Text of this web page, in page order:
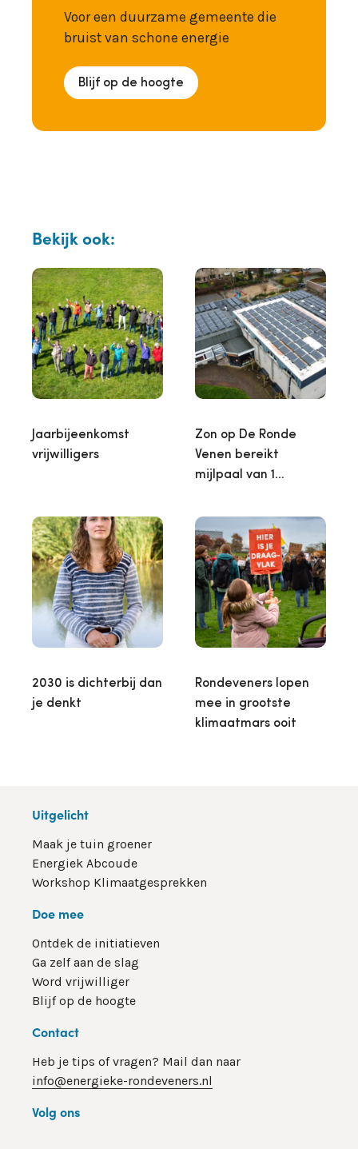
Voor een duurzame gemeente die
bruist van schone energie
Blijf op de hoogte
Bekijk ook:
Jaarbijeenkomst
vrijwilligers
Zon op De Ronde
Venen bereikt
mijlpaal van 1…
2030 is dichterbij dan
je denkt
Rondeveners lopen
mee in grootste
klimaatmars ooit
Uitgelicht
Maak je tuin groener
Energiek Abcoude
Workshop Klimaatgesprekken
Doe mee
Ontdek de initiatieven
Ga zelf aan de slag
Word vrijwilliger
Blijf op de hoogte
Contact
Heb je tips of vragen? Mail dan naar
info@energieke-rondeveners.nl
Volg ons